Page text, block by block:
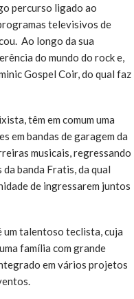
percurso ligado ao
televisivos de
Ao longo da sua
do mundo do rock e,
Gospel Coir, do qual faz
têm em comum uma
em bandas de garagem da
musicais, regressando
banda Fratis, da qual
de ingressarem juntos
um talentoso teclista, cuja
família com grande
em vários projetos